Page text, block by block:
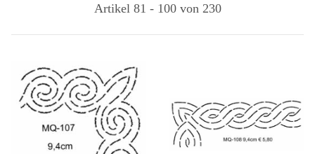
Artikel 81 - 100 von 230